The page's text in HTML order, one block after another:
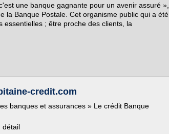
une banque gagnante pour un avenir assuré »,
la Banque Postale. Cet organisme public qui a été
; être proche des clients, la
credit.com
banques et assurances » Le crédit Banque
détail